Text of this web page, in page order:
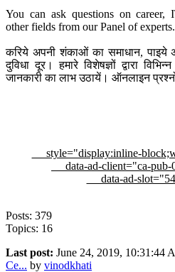
You can ask questions on career,
other fields from our Panel of experts.
करिये अपनी शंकाओं का समाधान, पाइये
दुविधा दूर। हमारे विशेषज्ञों द्वारा
जानकारी का लाभ उठायें। ऑनलाइन
style="display:inline-
data-ad-client="ca-pub-
data-ad-
Posts: 379
Topics: 16
Last post: June 24, 2019, 10:31:44
Ce... by vinodkhati